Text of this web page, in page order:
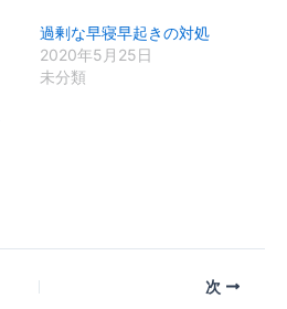
過剰な早寝早起きの対処
2020年5月25日
未分類
次